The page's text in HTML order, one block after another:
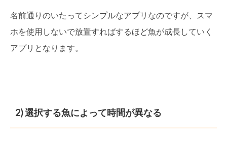
名前通りのいたってシンプルなアプリなのですが、スマ
ホを使用しないで放置すればするほど魚が成長していく
アプリとなります。
2) 選択する魚によって時間が異なる